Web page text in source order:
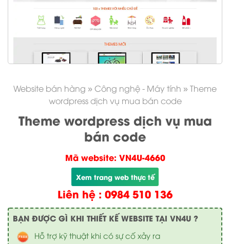
Website bán hàng » Công nghệ - Máy tính » Theme
wordpress dịch vụ mua bán code
Theme wordpress dịch vụ mua
bán code
Mã website: VN4U-4660
Xem trang web thực tế
Liên hệ : 0984 510 136
BẠN ĐƯỢC GÌ KHI THIẾT KẾ WEBSITE TẠI VN4U ?
Hỗ trợ kỹ thuật khi có sự cố xảy ra